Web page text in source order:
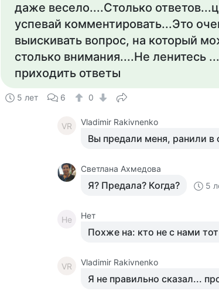
даже весело....Столько
успевай комментировать...Это
выискивать вопрос, на который
столько внимания....Не ленитесь
приходить ответы
5 лет 6 0
VR Vladimir Rakivnenko
Вы предали меня, ранили в
Светлана Ахмедова
Я? Предала? Когда? 5
Не Нет
Похже на: кто не с нами
VR Vladimir Rakivnenko
Я не правильно сказал...